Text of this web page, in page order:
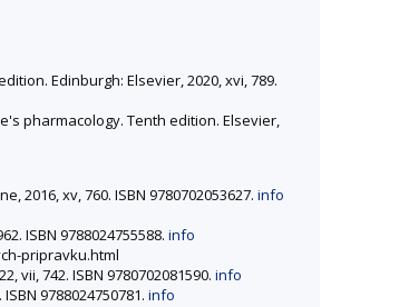
Edinburgh: Elsevier, 2020, xvi, 789.
pharmacology. Tenth edition. Elsevier,
2016, xv, 760. ISBN 9780702053627. info
ISBN 9788024755588. info
pripravku.html
vii, 742. ISBN 9780702081590. info
9788024750781. info